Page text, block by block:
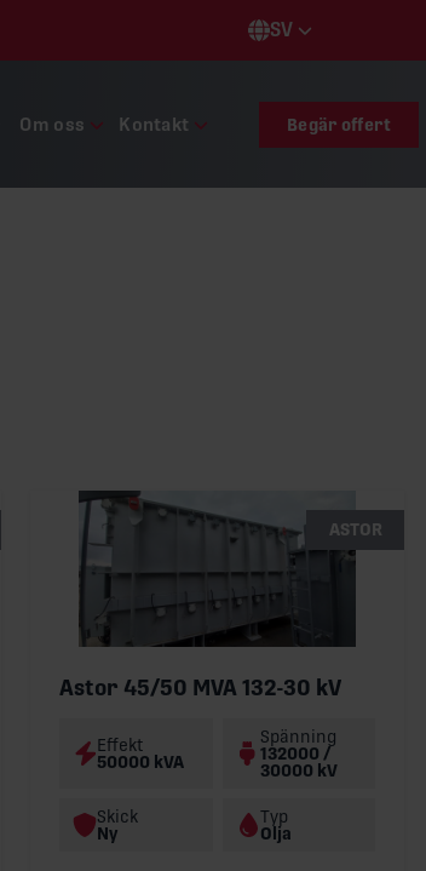
SV
Languages
Om oss Kontakt Begär offert
ASTOR
Astor 45/50 MVA 132-30 kV
Effekt
50000 kVA
Spänning
132000 /
30000 kV
Skick
Ny
Typ
Olja